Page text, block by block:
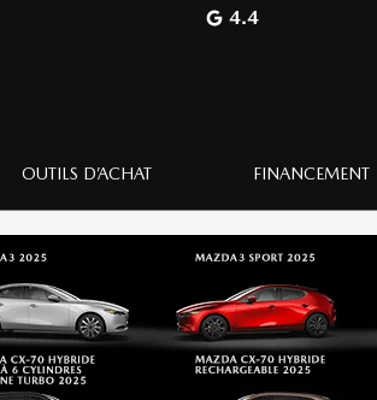
4.4
OUTILS D’ACHAT FINANCEMENT